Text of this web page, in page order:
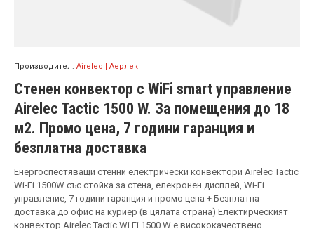
Производител: Airelec | Аерлек
Стенен конвектор с WiFi smart управление
Airelec Tactic 1500 W. За помещения до 18
м2. Промо цена, 7 години гаранция и
безплатна доставка
Енергоспестяващи стенни електрически конвектори Airelec Tactic
Wi‑Fi 1500W със стойка за стена, елекронен дисплей, Wi-Fi
управление, 7 години гаранция и промо цена + Безплатна
доставка до офис на куриер (в цялата страна) Електирческият
конвектор Airelec Tactic Wi Fi 1500 W е висококачествено ..